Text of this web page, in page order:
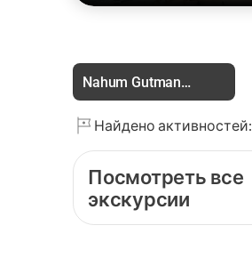
Nahum Gutman
Museum of Art
Найдено активностей:
Посмотреть все
экскурсии